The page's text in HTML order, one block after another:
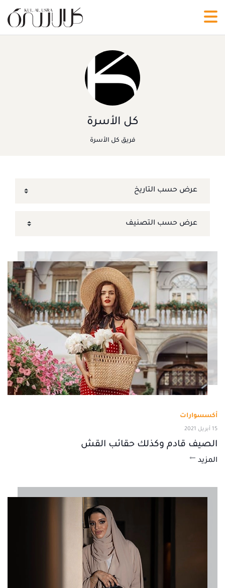
كل الأسرة
فريق كل الأسرة
أكسسوارات
15 أبريل 2021
الصيف قادم وكذلك حقائب القش
المزيد